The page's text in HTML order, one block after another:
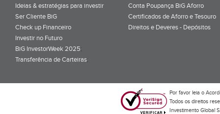
Ideias & estratégias para investir
Ser Cliente BiG
Check up Financeiro
Investir no Futuro
BiG InvestorWeek 2025;
Transferência de Carteiras;
Conta Poupança BiG Aforro
Certificados de Aforro e Tesouro
Direitos e Deveres - Depósitos
Por favor leia o
Todos os direitos
Investimento Global